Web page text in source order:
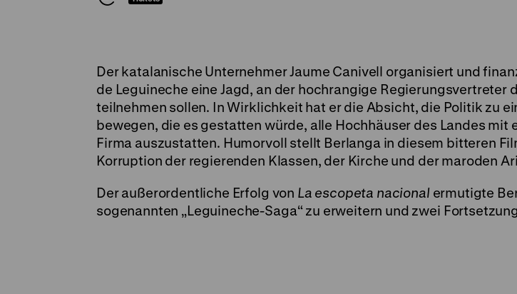
Der katalanische Unternehmer Jaume Canivell organisiert und
de Leguineche eine Jagd, an der hochrangige Regierungsvertreter
teilnehmen sollen. In Wirklichkeit hat er die Absicht, die Politik zu
bewegen, die es gestatten würde, alle Hochhäuser des Landes mit
Firma auszustatten. Humorvoll stellt Berlanga in diesem bitteren
Korruption der regierenden Klassen, der Kirche und der maroden
Der außerordentliche Erfolg von La escopeta nacionalermutigte
sogenannten „Leguineche-Saga“ zu erweitern und zwei